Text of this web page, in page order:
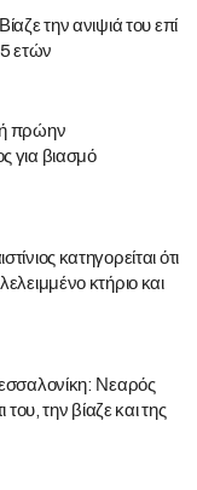
την ανιψιά του επί
ετών
πρώην
για βιασμό
κατηγορείται ότι
κτήριο και
Νεαρός
του, την βίαζε και της